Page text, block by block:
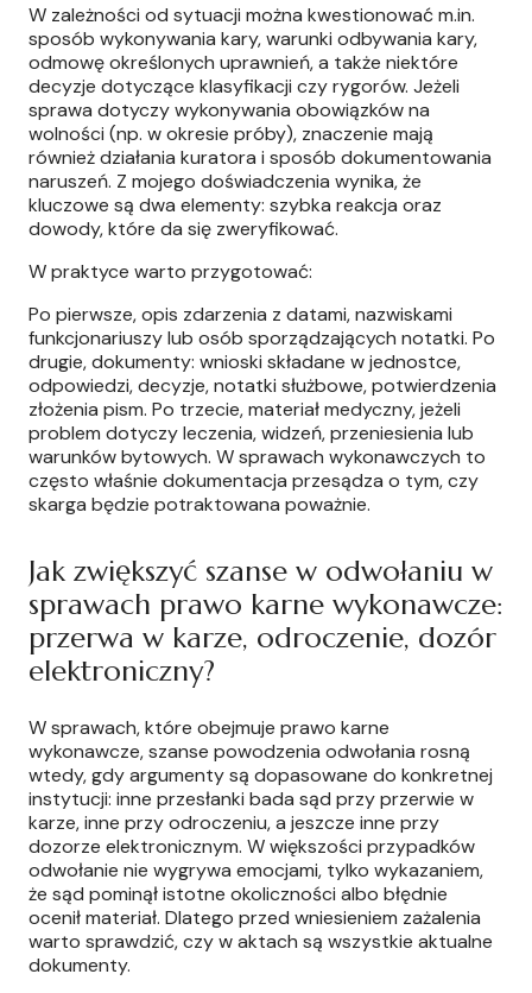
W zależności od sytuacji można kwestionować m.in.
sposób wykonywania kary, warunki odbywania kary,
odmowę określonych uprawnień, a także niektóre
decyzje dotyczące klasyfikacji czy rygorów. Jeżeli
sprawa dotyczy wykonywania obowiązków na
wolności (np. w okresie próby), znaczenie mają
również działania kuratora i sposób dokumentowania
naruszeń. Z mojego doświadczenia wynika, że
kluczowe są dwa elementy: szybka reakcja oraz
dowody, które da się zweryfikować.
W praktyce warto przygotować:
Po pierwsze, opis zdarzenia z datami, nazwiskami
funkcjonariuszy lub osób sporządzających notatki. Po
drugie, dokumenty: wnioski składane w jednostce,
odpowiedzi, decyzje, notatki służbowe, potwierdzenia
złożenia pism. Po trzecie, materiał medyczny, jeżeli
problem dotyczy leczenia, widzeń, przeniesienia lub
warunków bytowych. W sprawach wykonawczych to
często właśnie dokumentacja przesądza o tym, czy
skarga będzie potraktowana poważnie.
Jak zwiększyć szanse w odwołaniu w
sprawach prawo karne wykonawcze:
przerwa w karze, odroczenie, dozór
elektroniczny?
W sprawach, które obejmuje prawo karne
wykonawcze, szanse powodzenia odwołania rosną
wtedy, gdy argumenty są dopasowane do konkretnej
instytucji: inne przesłanki bada sąd przy przerwie w
karze, inne przy odroczeniu, a jeszcze inne przy
dozorze elektronicznym. W większości przypadków
odwołanie nie wygrywa emocjami, tylko wykazaniem,
że sąd pominął istotne okoliczności albo błędnie
ocenił materiał. Dlatego przed wniesieniem zażalenia
warto sprawdzić, czy w aktach są wszystkie aktualne
dokumenty.